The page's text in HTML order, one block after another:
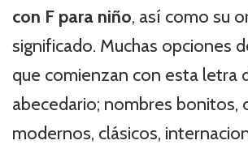
con F para niño, así como su
significado. Muchas opciones
que comienzan con esta letra
abecedario; nombres bonitos,
modernos, clásicos,